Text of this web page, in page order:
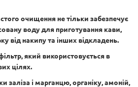
очищення не тільки забезпечує
воду для приготування кави,
від накипу та інших відкладень.
який використовується в
цілях.
заліза і марганцю, органіку, амоній,